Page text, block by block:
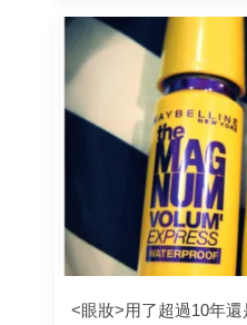
<眼妝>用了超過10年還